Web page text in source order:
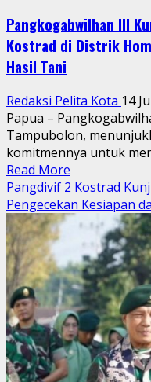
Pangkogabwilhan III
Kostrad di Distrik
Hasil Tani
Redaksi Pelita Kota 14
Papua –
Tampubolon,
komitmennya untuk
Read More
more
about
Kunjungi
Pos
Prajurit
Yonif
754
Kostrad
di
Distrik
Pangdivif 2 Kostrad
Pengecekan Kesiapan